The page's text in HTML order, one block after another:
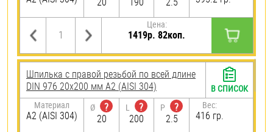
Цена:
1419р. 82коп.
Шпилька с правой резьбой по всей длине
DIN 976 20х200 мм А2 (AISI 304)
Материал
А2 (AISI 304)
Ø
?
20
L
?
200
P
?
2.5
Вес:
416 гр.
В СПИСОК